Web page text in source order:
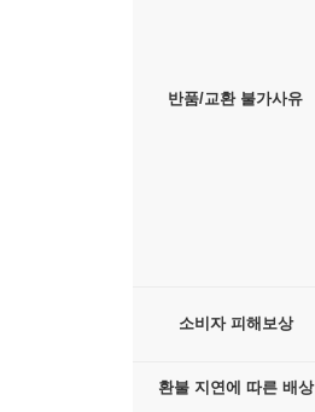
반품/교환 불가사유
소비자 피해보상
환불 지연에 따른 배상